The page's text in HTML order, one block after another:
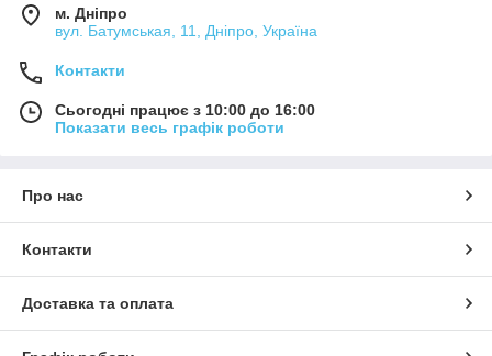
м. Дніпро
вул. Батумськая, 11, Дніпро, Україна
Контакти
Сьогодні працює з 10:00 до 16:00
Показати весь графік роботи
Про нас
Контакти
Доставка та оплата